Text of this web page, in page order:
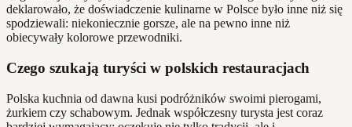
deklarowało, że doświadczenie kulinarne w Polsce było inne niż się
spodziewali: niekoniecznie gorsze, ale na pewno inne niż
obiecywały kolorowe przewodniki.
Czego szukają turyści w polskich restauracjach
Polska kuchnia od dawna kusi podróżników swoimi pierogami,
żurkiem czy schabowym. Jednak współczesny turysta jest coraz